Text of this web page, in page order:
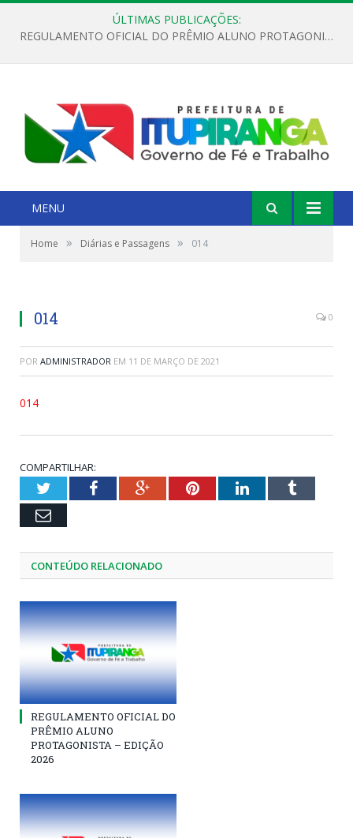
ÚLTIMAS PUBLICAÇÕES:
REGULAMENTO OFICIAL DO PRÊMIO ALUNO PROTAGONISTA – EDIÇÃO 2026
MENU
Home » Diárias e Passagens » 014
014 0
POR ADMINISTRADOR EM 11 DE MARÇO DE 2021
014
COMPARTILHAR:
TwitterFacebookGoogle+PinterestLinkedInTumblr
Email
CONTEÚDO RELACIONADO
REGULAMENTO OFICIAL DO
PRÊMIO ALUNO
PROTAGONISTA – EDIÇÃO
2026